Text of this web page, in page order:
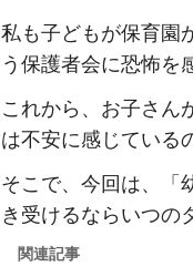
私も子どもが保育園
う保護者会に恐怖を
これから、お子さん
は不安に感じている
そこで、今回は、「
き受けるならいつの
関連記事